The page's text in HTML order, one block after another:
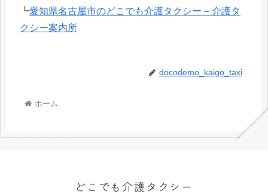
┗愛知県名古屋市のどこでも介護タクシー – 介護タ
クシー案内所
docodemo_kaigo_taxi
ホーム
どこでも介護タクシー